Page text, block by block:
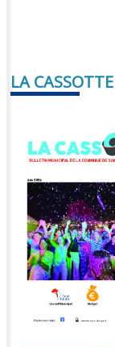
LA CASSOTTE